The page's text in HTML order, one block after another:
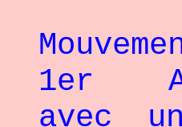
1er Ali
avec